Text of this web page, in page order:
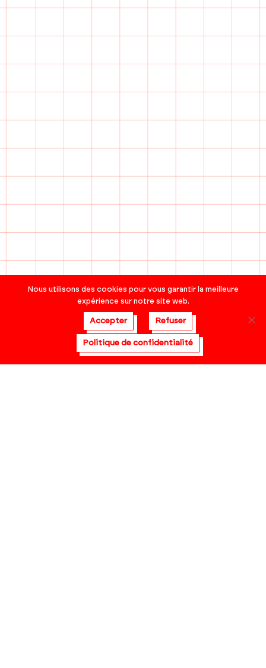
Nous utilisons des cookies pour vous garantir la meilleure
expérience sur notre site web.
Accepter Refuser
Politique de confidentialité